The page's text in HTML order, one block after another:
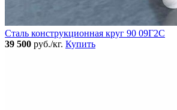
Сталь конструкционная круг 90 09Г2С
39 500 руб./кг. Купить